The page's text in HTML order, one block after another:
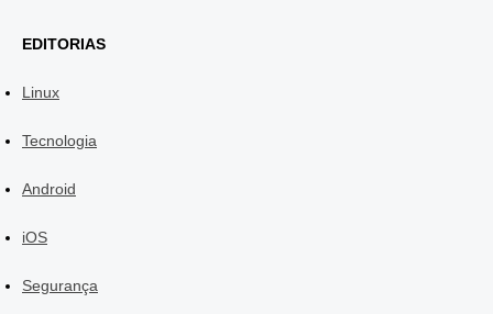
EDITORIAS
Linux
Tecnologia
Android
iOS
Segurança